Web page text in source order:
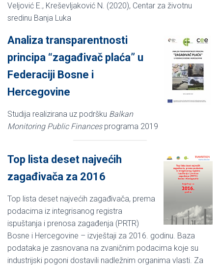
Veljović E., Kreševljaković N. (2020), Centar za životnu
sredinu Banja Luka
Analiza transparentnosti
principa “zagađivač plaća” u
Federaciji Bosne i
Hercegovine
Studija realizirana uz podršku Balkan
Monitoring Public Financesprograma 2019
Top lista deset najvećih
zagađivača za 2016
Top lista deset najvećih zagađivača, prema
podacima iz integrisanog registra
ispuštanja i prenosa zagađenja (PRTR)
Bosne i Hercegovine – izvještaji za 2016. godinu. Baza
podataka je zasnovana na zvaničnim podacima koje su
industrijski pogoni dostavili nadležnim organima vlasti. Za